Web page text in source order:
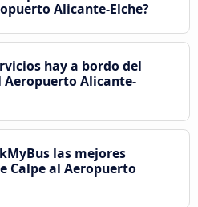
Alicante-Elche?
hay a bordo del
Aeropuerto Alicante-
las mejores
Calpe al Aeropuerto